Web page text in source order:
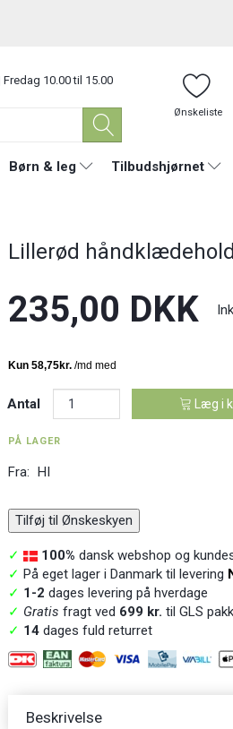
Fredag 10.00 til 15.00
Ønskeliste
Børn & leg Tilbudshjørnet
Lillerød
235,00 DKK
Antal Læg i
PÅ LAGER
Fra: HI
Tilføj til Ønskeskyen
✓ 100% dansk webshop og
✓ På eget lager i Danmark til levering
✓ 1-2 dages levering på hverdage
✓ Gratis fragt ved 699 kr. til GLS
✓ 14dages fuld returret
Beskrivelse